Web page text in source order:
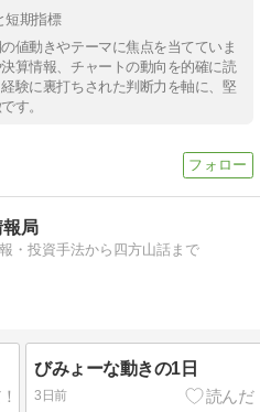
短期指標
値動きやテーマに焦点を当てていま
算情報、チャートの動向を的確に読
験に裏打ちされた判断力を軸に、堅
す。
局
・投資手法から四方山話まで
びみょーな動きの1日
3日前